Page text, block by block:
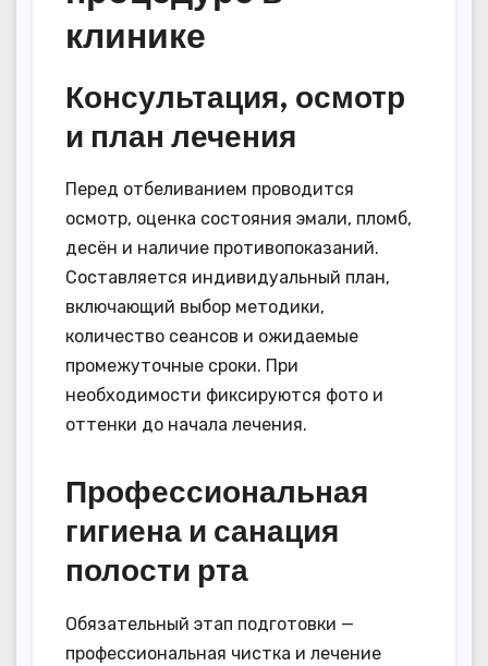
клинике
Консультация, осмотр
и план лечения
Перед отбеливанием проводится
осмотр, оценка состояния эмали, пломб,
десён и наличие противопоказаний.
Составляется индивидуальный план,
включающий выбор методики,
количество сеансов и ожидаемые
промежуточные сроки. При
необходимости фиксируются фото и
оттенки до начала лечения.
Профессиональная
гигиена и санация
полости рта
Обязательный этап подготовки —
профессиональная чистка и лечение